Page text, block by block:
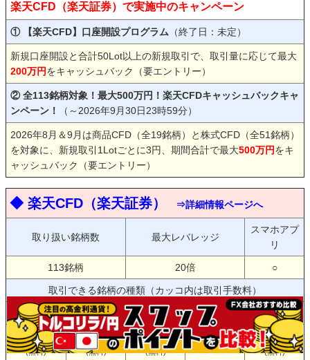
楽天CFD（楽天証券）で実施中のキャンペーン
① 【楽天CFD】口座開設プログラム （終了日：未定）
新規口座開設と合計50Lot以上の新規取引で、取引量に応じて最大
200万円をキャッシュバック（要エントリー）
② 全113銘柄対象！最大500万円！楽天CFDキャッシュバックキャ
ンペーン！
（～2026年9月30日23時59分）
2026年8月＆9月は商品CFD（全19銘柄）と株式CFD（全51銘柄）
を対象に、新規取引1Lotごとに3円、期間合計で最大500万円をキ
ャッシュバック（要エントリー）
◆ 楽天CFD（楽天証券） ⇒詳細情報ページへ
取り扱い銘柄数 最大レバレッジ
スマホアプ
リ
113銘柄 20倍 ○
取引できる銘柄の種類（カッコ内は取引手数料）
株価指数 個別株 商品 債券 その他
○
(無料)
○
(無料)
○
(無料)
✕
○
(無料)